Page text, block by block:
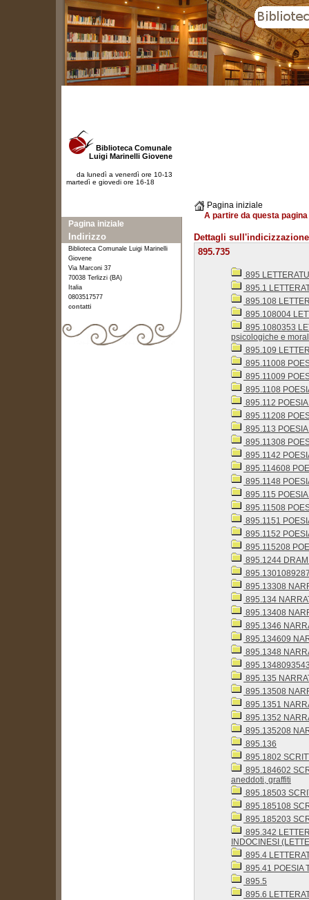
Pagina iniziale
A partire da questa
Dettagli sull'indicizzazione
895.735
895
895.1
895.108
895.108004
895.1080353
psicologiche e
895.109
895.11008
895.11009
895.1108
895.112
895.11208
895.113
895.11308
895.1142
895.114608
895.1148
895.115
895.11508
895.1151
895.1152
895.115208
895.1244
895.13308
895.134
895.13408
895.1346
895.134609
895.1348
895.135
895.13508
895.1351
895.1352
895.135208
895.136
895.1802
895.184602
aneddoti, graffiti
895.18503
895.185108
895.185203
895.342
INDOCINESI
895.4
895.41 POESIA
895.5
895.6
Biblioteca Comunale
Luigi Marinelli Giovene
da lunedì a venerdì ore 10-13
martedì e giovedi ore 16-18
Pagina iniziale
Indirizzo
Biblioteca Comunale Luigi Marinelli
Giovene
Via Marconi 37
70038 Terlizzi (BA)
Italia
0803517577
contatti